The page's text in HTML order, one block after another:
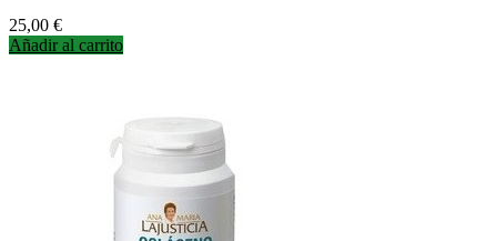
Precio
25,00 €
Añadir al carrito